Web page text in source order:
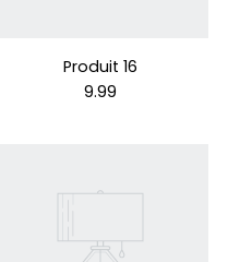
Produit 16
9.99